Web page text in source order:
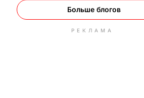
Больше блогов
РЕКЛАМА